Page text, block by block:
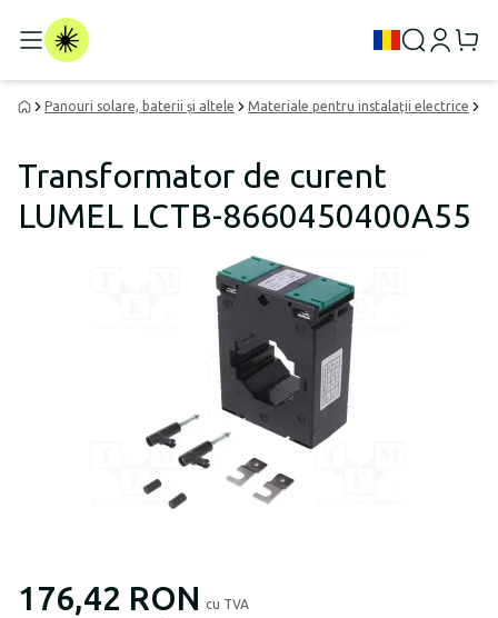
Panouri solare, baterii și altele Materiale pentru instalații electrice
Transformator de curent
LUMEL LCTB-8660450400A55
176,42 RON cu TVA